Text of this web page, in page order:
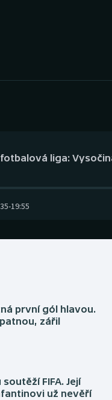
liga:
-19:55
první gól hlavou.
zářil
FIFA. Její
už nevěří